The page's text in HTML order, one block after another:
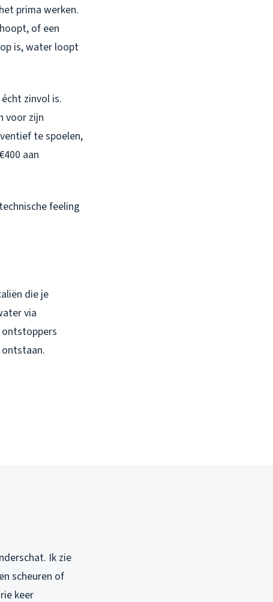
prima werken.
of een
is, water loopt
zinvol is.
voor zijn
te spoelen,
aan
feeling
die je
via
ontstoppers
Ik zie
scheuren of
keer